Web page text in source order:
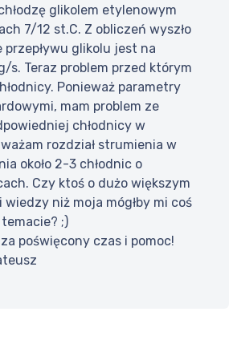
glikolem etylenowym
7/12 st.C. Z obliczeń wyszło
przepływu glikolu jest na
s. Teraz problem przed którym
Ponieważ parametry
mam problem ze
chłodnicy w
rozdział strumienia w
około 2-3 chłodnic o
Czy ktoś o dużo większym
niż moja mógłby mi coś
;)
poświęcony czas i pomoc!